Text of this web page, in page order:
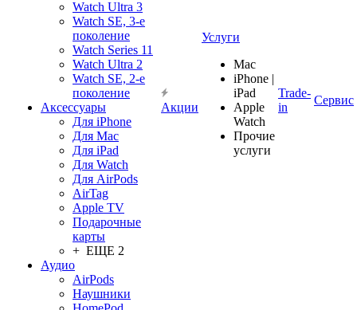
Watch Ultra 3
Watch SE, 3-е
поколение
Watch Series 11
Watch Ultra 2
Watch SE, 2-е
поколение
Аксессуары
Для iPhone
Для Mac
Для iPad
Для Watch
Для AirPods
AirTag
Apple TV
Подарочные
карты
+ ЕЩЕ 2
Аудио
AirPods
Наушники
Акции
Услуги
Mac
iPhone |
iPad
Apple
Watch
Прочие
услуги
Trade-
in
Сервис